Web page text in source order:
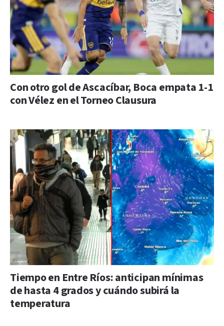
Con otro gol de Ascacíbar, Boca empata 1-1
con Vélez en el Torneo Clausura
Tiempo en Entre Ríos: anticipan mínimas
de hasta 4 grados y cuándo subirá la
temperatura